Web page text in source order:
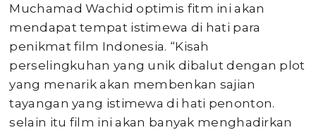
Muchamad Wachid optimis fitm ini akan
mendapat tempat istimewa di hati para
penikmat film Indonesia. “Kisah
perselingkuhan yang unik dibalut dengan plot
yang menarik akan membenkan sajian
tayangan yang istimewa di hati penonton.
selain itu film ini akan banyak menghadirkan